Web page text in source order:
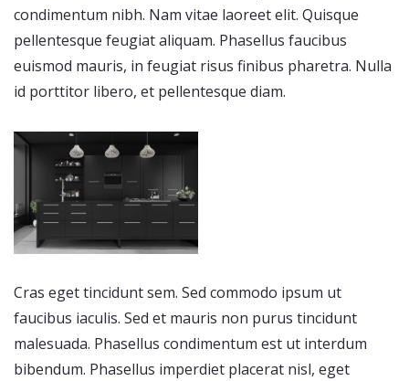
condimentum nibh. Nam vitae laoreet elit. Quisque
pellentesque feugiat aliquam. Phasellus faucibus
euismod mauris, in feugiat risus finibus pharetra. Nulla
id porttitor libero, et pellentesque diam.
Cras eget tincidunt sem. Sed commodo ipsum ut
faucibus iaculis. Sed et mauris non purus tincidunt
malesuada. Phasellus condimentum est ut interdum
bibendum. Phasellus imperdiet placerat nisl, eget